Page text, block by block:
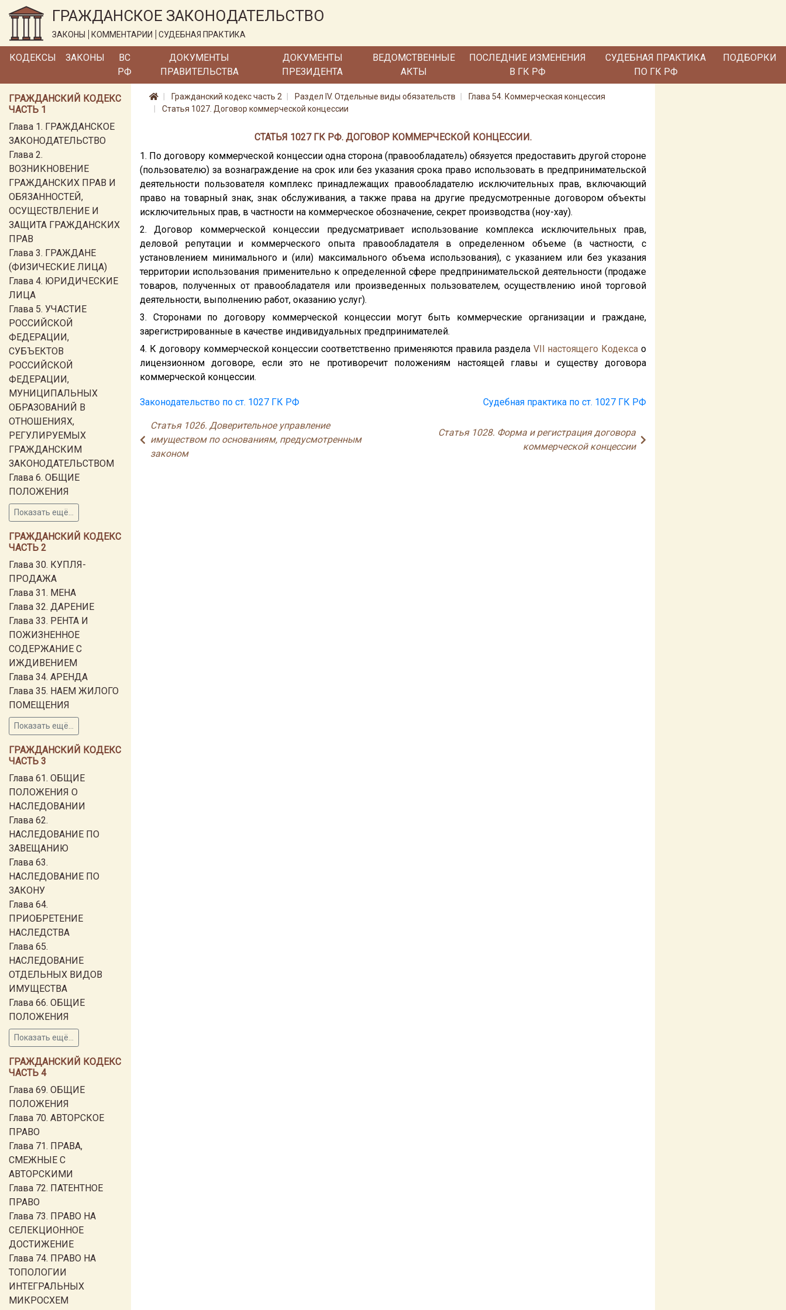
ГРАЖДАНСКОЕ ЗАКОНОДАТЕЛЬСТВО
ЗАКОНЫ КОММЕНТАРИИ СУДЕБНАЯ ПРАКТИКА
КОДЕКСЫ ЗАКОНЫ
ВС
РФ
ДОКУМЕНТЫ
ПРАВИТЕЛЬСТВА
ДОКУМЕНТЫ
ПРЕЗИДЕНТА
ВЕДОМСТВЕННЫЕ
АКТЫ
ПОСЛЕДНИЕ ИЗМЕНЕНИЯ
В ГК РФ
СУДЕБНАЯ ПРАКТИКА
ПО ГК РФ
ПОДБОРКИ
ГРАЖДАНСКИЙ КОДЕКС
ЧАСТЬ 1
Глава 1. ГРАЖДАНСКОЕ
ЗАКОНОДАТЕЛЬСТВО
Глава 2.
ВОЗНИКНОВЕНИЕ
ГРАЖДАНСКИХ ПРАВ И
ОБЯЗАННОСТЕЙ,
ОСУЩЕСТВЛЕНИЕ И
ЗАЩИТА ГРАЖДАНСКИХ
ПРАВ
Глава 3. ГРАЖДАНЕ
(ФИЗИЧЕСКИЕ ЛИЦА)
Глава 4. ЮРИДИЧЕСКИЕ
ЛИЦА
Глава 5. УЧАСТИЕ
РОССИЙСКОЙ
ФЕДЕРАЦИИ,
СУБЪЕКТОВ
РОССИЙСКОЙ
ФЕДЕРАЦИИ,
МУНИЦИПАЛЬНЫХ
ОБРАЗОВАНИЙ В
ОТНОШЕНИЯХ,
РЕГУЛИРУЕМЫХ
ГРАЖДАНСКИМ
ЗАКОНОДАТЕЛЬСТВОМ
Глава 6. ОБЩИЕ
ПОЛОЖЕНИЯ
Показать ещё...
ГРАЖДАНСКИЙ КОДЕКС
ЧАСТЬ 2
Глава 30. КУПЛЯ-
ПРОДАЖА
Глава 31. МЕНА
Глава 32. ДАРЕНИЕ
Глава 33. РЕНТА И
ПОЖИЗНЕННОЕ
СОДЕРЖАНИЕ С
ИЖДИВЕНИЕМ
Глава 34. АРЕНДА
Глава 35. НАЕМ ЖИЛОГО
ПОМЕЩЕНИЯ
Показать ещё...
ГРАЖДАНСКИЙ КОДЕКС
ЧАСТЬ 3
Глава 61. ОБЩИЕ
ПОЛОЖЕНИЯ О
НАСЛЕДОВАНИИ
Глава 62.
НАСЛЕДОВАНИЕ ПО
ЗАВЕЩАНИЮ
Глава 63.
НАСЛЕДОВАНИЕ ПО
ЗАКОНУ
Глава 64.
ПРИОБРЕТЕНИЕ
НАСЛЕДСТВА
Глава 65.
НАСЛЕДОВАНИЕ
ОТДЕЛЬНЫХ ВИДОВ
ИМУЩЕСТВА
Глава 66. ОБЩИЕ
ПОЛОЖЕНИЯ
Показать ещё...
ГРАЖДАНСКИЙ КОДЕКС
ЧАСТЬ 4
Глава 69. ОБЩИЕ
ПОЛОЖЕНИЯ
Глава 70. АВТОРСКОЕ
ПРАВО
Глава 71. ПРАВА,
СМЕЖНЫЕ С
АВТОРСКИМИ
Глава 72. ПАТЕНТНОЕ
ПРАВО
Глава 73. ПРАВО НА
СЕЛЕКЦИОННОЕ
ДОСТИЖЕНИЕ
Глава 74. ПРАВО НА
ТОПОЛОГИИ
ИНТЕГРАЛЬНЫХ
МИКРОСХЕМ
Гражданский кодекс часть 2 Раздел IV. Отдельные виды обязательств
Глава 54. Коммерческая концессия
Статья 1027. Договор коммерческой концессии
СТАТЬЯ 1027 ГК РФ. ДОГОВОР КОММЕРЧЕСКОЙ КОНЦЕССИИ.
1. По договору коммерческой концессии одна сторона (правообладатель) обязуется предоставить другой стороне
(пользователю) за вознаграждение на срок или без указания срока право использовать в предпринимательской
деятельности пользователя комплекс принадлежащих правообладателю исключительных прав, включающий
право на товарный знак, знак обслуживания, а также права на другие предусмотренные договором объекты
исключительных прав, в частности на коммерческое обозначение, секрет производства (ноу-хау).
2. Договор коммерческой концессии предусматривает использование комплекса исключительных прав,
деловой репутации и коммерческого опыта правообладателя в определенном объеме (в частности, с
установлением минимального и (или) максимального объема использования), с указанием или без указания
территории использования применительно к определенной сфере предпринимательской деятельности (продаже
товаров, полученных от правообладателя или произведенных пользователем, осуществлению иной торговой
деятельности, выполнению работ, оказанию услуг).
3. Сторонами по договору коммерческой концессии могут быть коммерческие организации и граждане,
зарегистрированные в качестве индивидуальных предпринимателей.
4. К договору коммерческой концессии соответственно применяются правила раздела VII настоящего Кодекса о
лицензионном договоре, если это не противоречит положениям настоящей главы и существу договора
коммерческой концессии.
Законодательство по ст. 1027 ГК РФ Судебная практика по ст. 1027 ГК РФ
Статья 1026. Доверительное управление
имуществом по основаниям, предусмотренным
законом
Статья 1028. Форма и регистрация договора
коммерческой концессии